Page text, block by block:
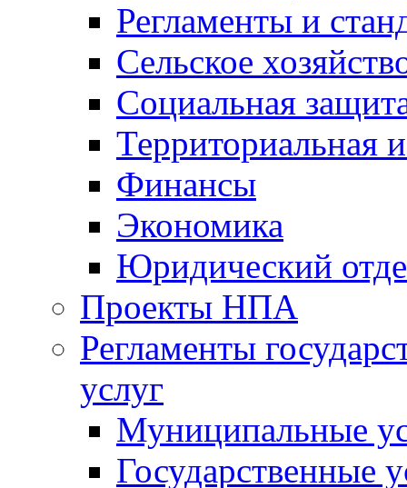
Регламенты и
Сельское
Социальная
Территориальная
Финансы
Экономика
Юридический
Проекты НПА
Регламенты
услуг
Муниципальные
Государственные